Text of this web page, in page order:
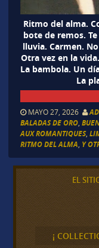
Ritmo del alma.
bote de remos.
lluvia. Carmen.
Otra vez en la
La bambola. Un
La
MAYO 27, 2026
BALADAS DE ORO,
AUX ROMANTIQUES,
RITMO DEL ALMA Y
EL
¡